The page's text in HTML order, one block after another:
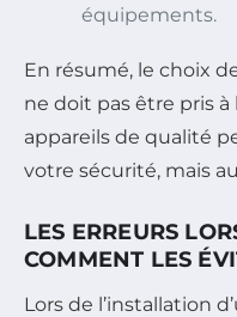
équipements.
En résumé, le choix
ne doit pas être pris à
appareils de qualité
votre sécurité, mais
LES ERREURS
COMMENT LES
Lors de l’installation